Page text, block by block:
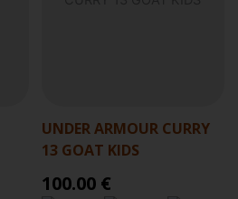
UNDER ARMOUR CURRY
13 GOAT KIDS
100.00 €